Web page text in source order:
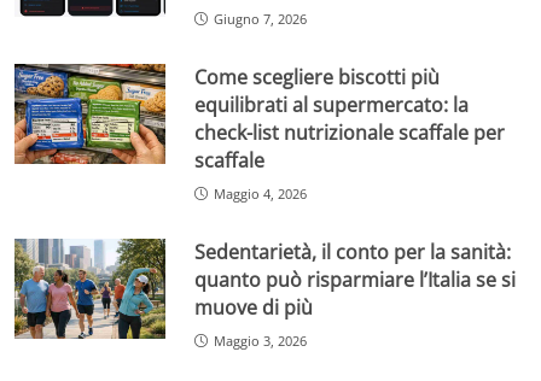
Giugno 7, 2026
Come scegliere biscotti più
equilibrati al supermercato: la
check-list nutrizionale scaffale per
scaffale
Maggio 4, 2026
Sedentarietà, il conto per la sanità:
quanto può risparmiare l’Italia se si
muove di più
Maggio 3, 2026